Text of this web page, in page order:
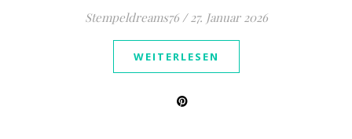
Stempeldreams76 / 27. Januar 2026
WEITERLESEN